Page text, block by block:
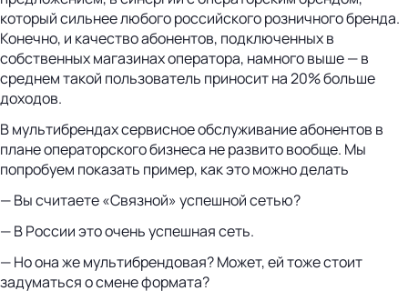
который сильнее любого российского розничного бренда.
Конечно, и качество абонентов, подключенных в
собственных магазинах оператора, намного выше — в
среднем такой пользователь приносит на 20% больше
доходов.
В мультибрендах сервисное обслуживание абонентов в
плане операторского бизнеса не развито вообще. Мы
попробуем показать пример, как это можно делать
— Вы считаете «Связной» успешной сетью?
— В России это очень успешная сеть.
— Но она же мультибрендовая? Может, ей тоже стоит
задуматься о смене формата?